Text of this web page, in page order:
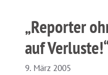
„Reporter
auf
9. März 2005